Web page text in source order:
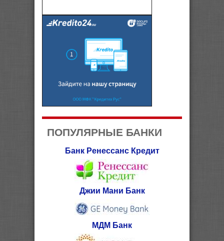
ПОПУЛЯРНЫЕ БАНКИ
Банк Ренессанс Кредит
Джии Мани Банк
МДМ Банк